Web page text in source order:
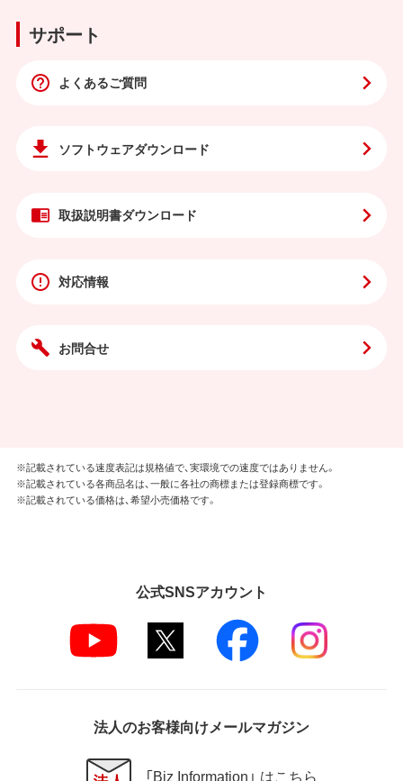
サポート
よくあるご質問
ソフトウェアダウンロード
取扱説明書ダウンロード
対応情報
お問合せ
※記載されている速度表記は規格値で、実環境での速度ではありません。
※記載されている各商品名は、一般に各社の商標または登録商標です。
※記載されている価格は、希望小売価格です。
公式SNSアカウント
法人のお客様向けメールマガジン
「Biz Information」 はこちら